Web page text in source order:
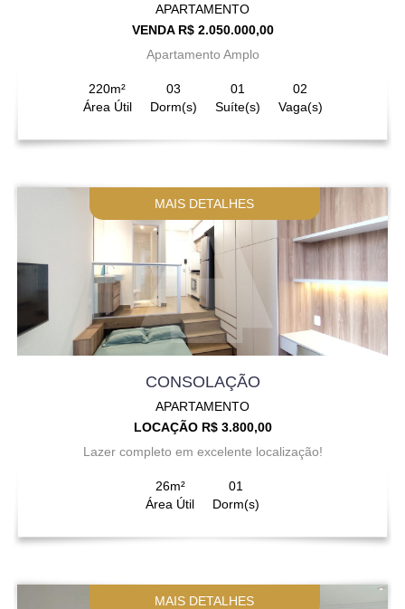
APARTAMENTO
VENDA R$ 2.050.000,00
Apartamento Amplo
220m²
Área Útil
03
Dorm(s)
01
Suíte(s)
02
Vaga(s)
MAIS DETALHES
CONSOLAÇÃO
APARTAMENTO
LOCAÇÃO R$ 3.800,00
Lazer completo em excelente localização!
26m²
Área Útil
01
Dorm(s)
MAIS DETALHES